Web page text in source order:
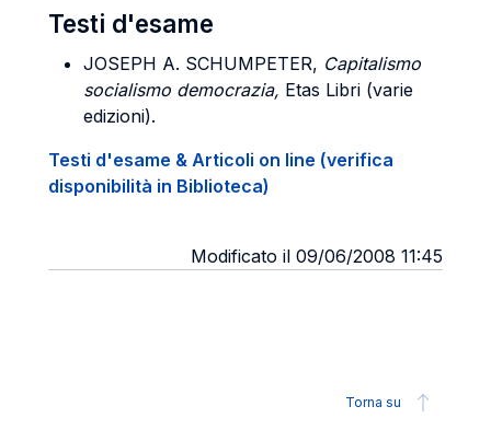
Testi d'esame
JOSEPH A. SCHUMPETER, Capitalismo
socialismo democrazia, Etas Libri (varie
edizioni).
Testi d'esame & Articoli on line (verifica
disponibilità in Biblioteca)
Modificato il 09/06/2008 11:45
Torna su